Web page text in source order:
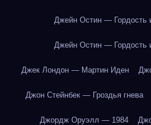
Джейн Остин — Гордость
Джейн Остин — Гордость
Джек Лондон — Мартин Иден
Джон Стейнбек — Гроздья гнева
Джордж Оруэлл — 1984